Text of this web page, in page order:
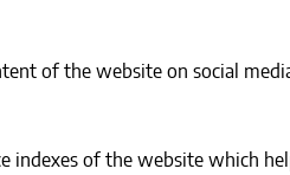
of the website on social
indexes of the website which